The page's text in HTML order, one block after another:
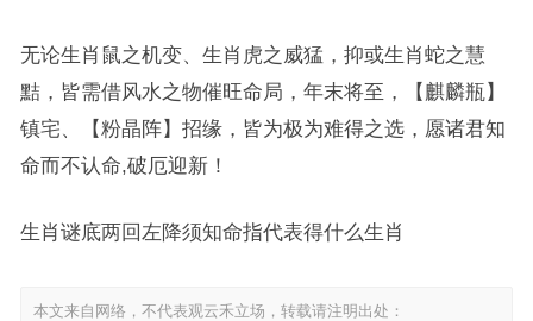
无论生肖鼠之机变、生肖虎之威猛，抑或生肖蛇之慧
黠，皆需借风水之物催旺命局，年末将至，【麒麟瓶】
镇宅、【粉晶阵】招缘，皆为极为难得之选，愿诸君知
命而不认命,破厄迎新！
生肖谜底两回左降须知命指代表得什么生肖
本文来自网络，不代表观云禾立场，转载请注明出处：